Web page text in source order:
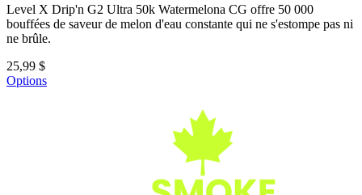
Level X Drip'n G2 Ultra 50k Watermelona CG offre 50 000
bouffées de saveur de melon d'eau constante qui ne s'estompe pas ni
ne brûle.
25,99 $
Options